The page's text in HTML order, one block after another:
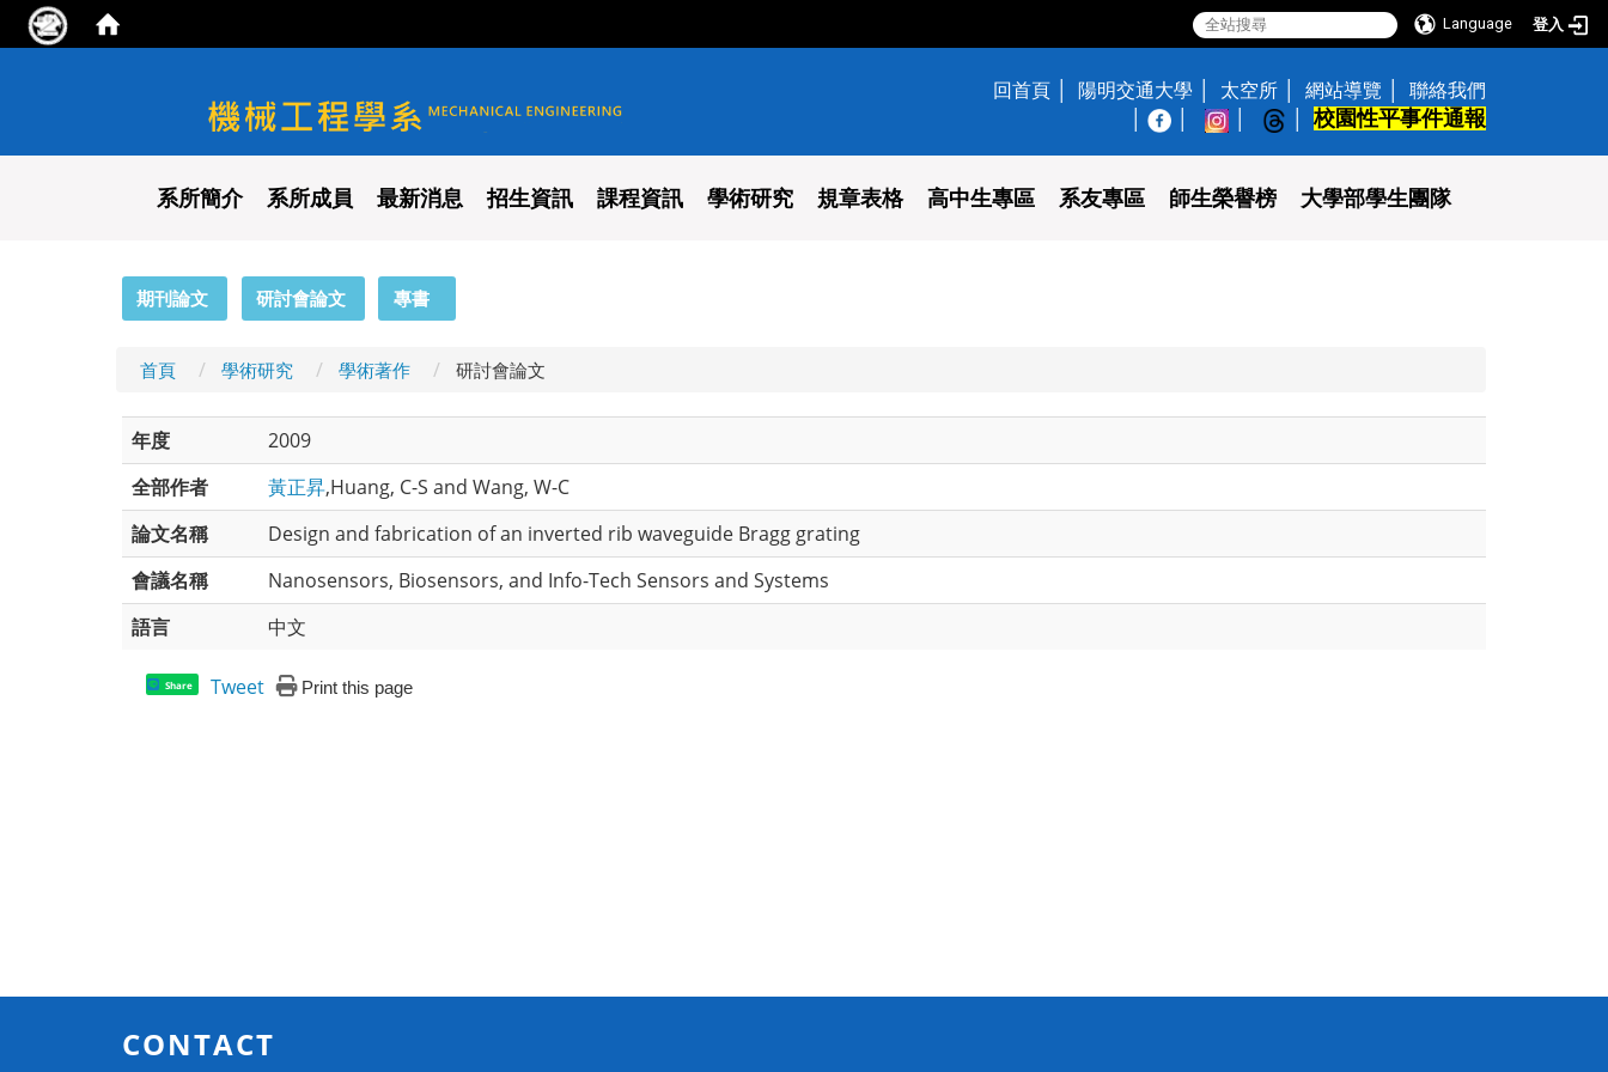
Language 登入
國立陽明交通大學 機械工程學系
回首頁 陽明交通大學 太空所 網站導覽
聯絡我們
校園性平事件通報
系所簡介 系所成員 最新消息 招生資訊 課程資訊 學術研究 規章表格 高中生專區 系友專區 師生榮譽榜 大學部學生團隊
期刊論文 研討會論文 專書
首頁 學術研究 學術著作 研討會論文
年度
2009
全部作者
黃正昇,Huang, C-S and Wang, W-C
論文名稱
Design and fabrication of an inverted rib waveguide Bragg grating
會議名稱
Nanosensors, Biosensors, and Info-Tech Sensors and Systems
語言
中文
Share Tweet Print this page
CONTACT